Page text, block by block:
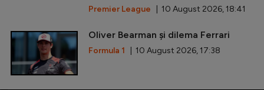
Premier League | 10 August 2026, 18:41
Oliver Bearman și dilema Ferrari
Formula 1 | 10 August 2026, 17:38